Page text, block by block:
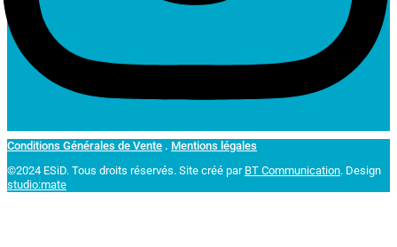
Conditions Générales de Vente . Mentions légales
©2024 ESiD. Tous droits réservés. Site créé par BT Communication. Design
studio:mate